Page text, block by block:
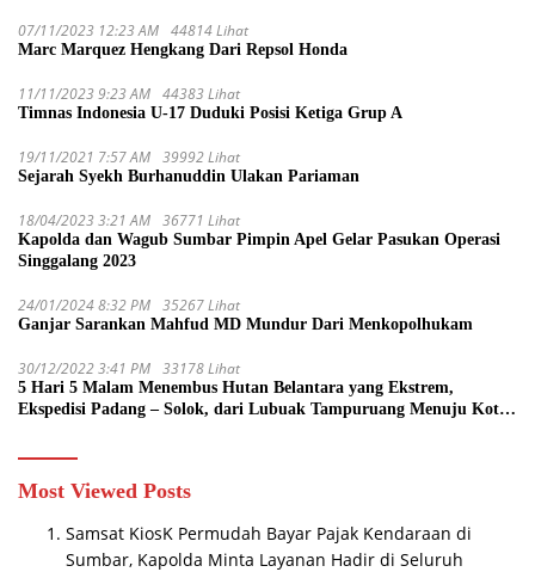
07/11/2023 12:23 AM 44814 Lihat
Marc Marquez Hengkang Dari Repsol Honda
11/11/2023 9:23 AM 44383 Lihat
Timnas Indonesia U-17 Duduki Posisi Ketiga Grup A
19/11/2021 7:57 AM 39992 Lihat
Sejarah Syekh Burhanuddin Ulakan Pariaman
18/04/2023 3:21 AM 36771 Lihat
Kapolda dan Wagub Sumbar Pimpin Apel Gelar Pasukan Operasi
Singgalang 2023
24/01/2024 8:32 PM 35267 Lihat
Ganjar Sarankan Mahfud MD Mundur Dari Menkopolhukam
30/12/2022 3:41 PM 33178 Lihat
5 Hari 5 Malam Menembus Hutan Belantara yang Ekstrem,
Ekspedisi Padang – Solok, dari Lubuak Tampuruang Menuju Koto
Most Viewed Posts
Samsat KiosK Permudah Bayar Pajak Kendaraan di
Sumbar, Kapolda Minta Layanan Hadir di Seluruh